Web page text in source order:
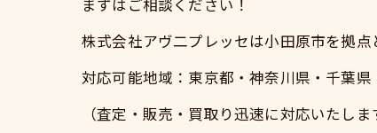
まずはご相談ください！
株式会社アヴ二プレッセは小田原市を拠
対応可能地域：東京都・神奈川県・千葉
（査定・販売・買取り迅速に対応いたしま